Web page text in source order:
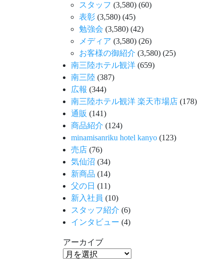
スタッフ (3,580) (60)
表彰 (3,580) (45)
勉強会 (3,580) (42)
メディア (3,580) (26)
お客様の御紹介 (3,580) (25)
南三陸ホテル観洋 (659)
南三陸 (387)
広報 (344)
南三陸ホテル観洋 楽天市場店 (178)
通販 (141)
商品紹介 (124)
minamisanriku hotel kanyo (123)
売店 (76)
気仙沼 (34)
新商品 (14)
父の日 (11)
新入社員 (10)
スタッフ紹介 (6)
インタビュー (4)
アーカイブ